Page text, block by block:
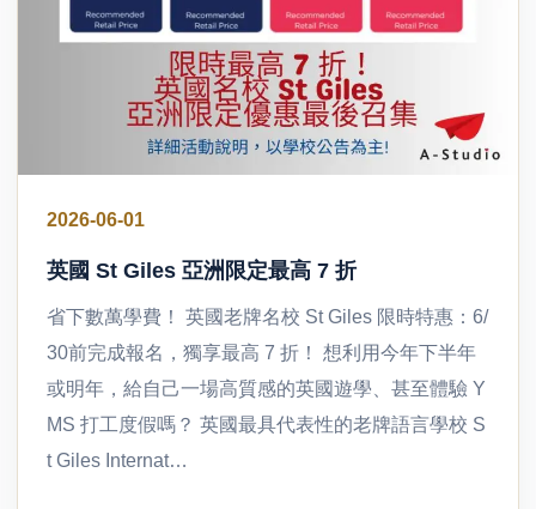
2026-06-01
英國 St Giles 亞洲限定最高 7 折
省下數萬學費！ 英國老牌名校 St Giles 限時特惠：6/
30前完成報名，獨享最高 7 折！ 想利用今年下半年
或明年，給自己一場高質感的英國遊學、甚至體驗 Y
MS 打工度假嗎？ 英國最具代表性的老牌語言學校 S
t Giles Internat…